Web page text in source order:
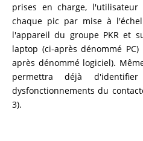
prises en charge,
chaque pic par mise à
l'appareil du groupe PKR et
laptop (ci-après dénommé
après dénommé logiciel).
permettra déjà
dysfonctionnements du
3).